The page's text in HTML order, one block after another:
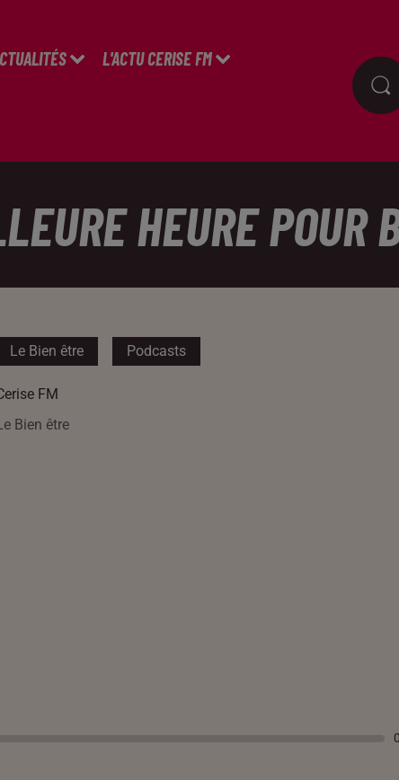
L'ACTU CERISE FM
HEURE POUR
Le Bien être Podcasts
FM
Bien être